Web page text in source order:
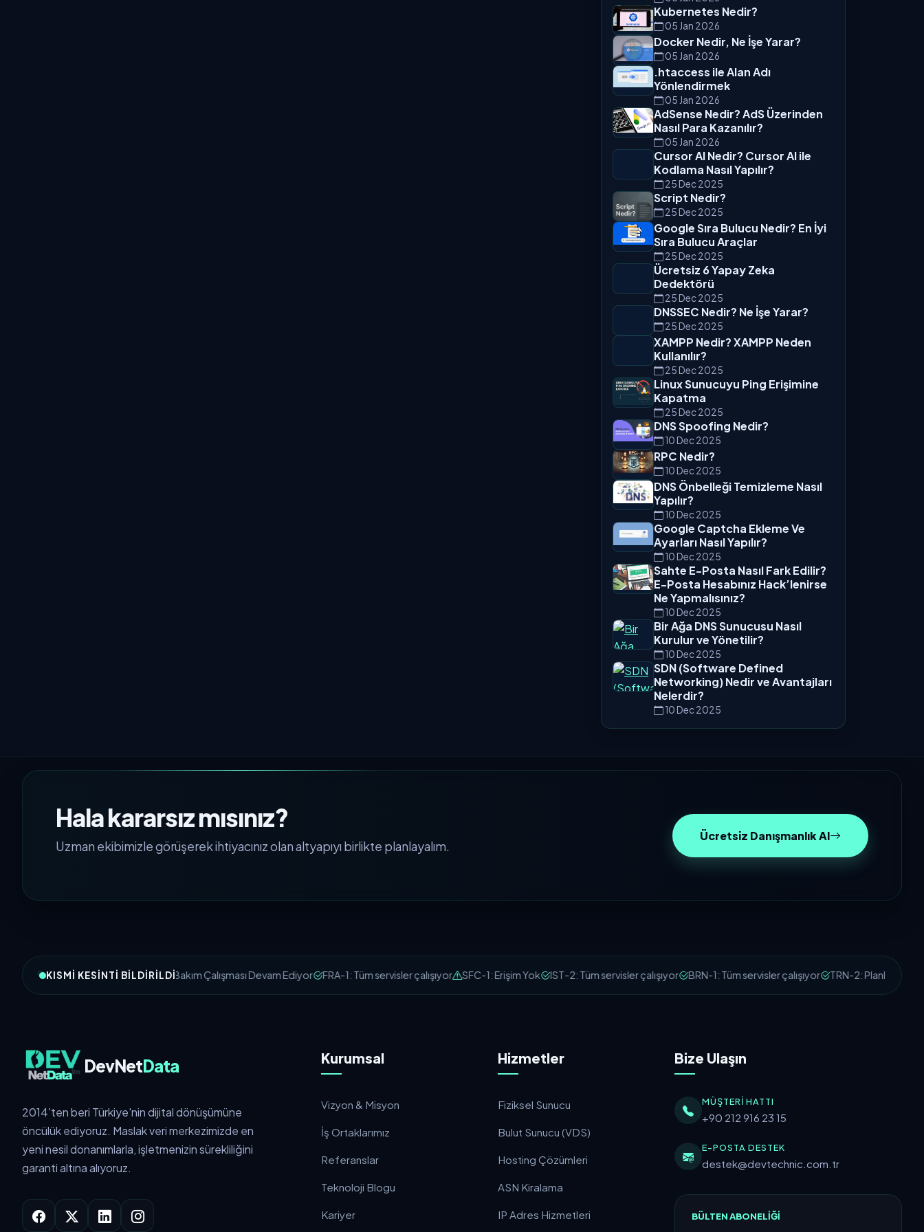
Kubernetes Nedir?
05 Jan 2026
Docker Nedir, Ne İşe Yarar?
05 Jan 2026
.htaccess ile Alan Adı
Yönlendirmek
05 Jan 2026
AdSense Nedir? AdS Üzerinden
Nasıl Para Kazanılır?
05 Jan 2026
Cursor AI Nedir? Cursor AI ile
Kodlama Nasıl Yapılır?
25 Dec 2025
Script Nedir?
25 Dec 2025
Google Sıra Bulucu Nedir? En İyi
Sıra Bulucu Araçlar
25 Dec 2025
Ücretsiz 6 Yapay Zeka
Dedektörü
25 Dec 2025
DNSSEC Nedir? Ne İşe Yarar?
25 Dec 2025
XAMPP Nedir? XAMPP Neden
Kullanılır?
25 Dec 2025
Linux Sunucuyu Ping Erişimine
Kapatma
25 Dec 2025
DNS Spoofing Nedir?
10 Dec 2025
RPC Nedir?
10 Dec 2025
DNS Önbelleği Temizleme Nasıl
Yapılır?
10 Dec 2025
Google Captcha Ekleme Ve
Ayarları Nasıl Yapılır?
10 Dec 2025
Sahte E-Posta Nasıl Fark Edilir?
E-Posta Hesabınız Hack’lenirse
Ne Yapmalısınız?
10 Dec 2025
Bir Ağa DNS Sunucusu Nasıl
Kurulur ve Yönetilir?
10 Dec 2025
SDN (Software Defined
Networking) Nedir ve Avantajları
Nelerdir?
10 Dec 2025
Hala kararsız mısınız?
Uzman ekibimizle görüşerek ihtiyacınız olan altyapıyı birlikte planlayalım.
Ücretsiz Danışmanlık Al
KISMI KESINTI BILDIRILDIMSC-1: Bakım Çalışması Devam Ediyor FRA-1: Tüm servisler çalışıyor SFC-1: Erişim Yok IST-2: Tüm servisler çalışıyor BRN-1: Tüm servisler çalışıyor TRN-2: Planlı Bakım
DevNetData
2014'ten beri Türkiye'nin dijital dönüşümüne
öncülük ediyoruz. Maslak veri merkezimizde en
yeni nesil donanımlarla, işletmenizin sürekliliğini
garanti altına alıyoruz.
Kurumsal
Vizyon & Misyon
İş Ortaklarımız
Referanslar
Teknoloji Blogu
Kariyer
Hizmetler
Fiziksel Sunucu
Bulut Sunucu (VDS)
Hosting Çözümleri
ASN Kiralama
IP Adres Hizmetleri
Bize Ulaşın
MÜŞTERI HATTI
+90 212 916 23 15
E-POSTA DESTEK
destek@devtechnic.com.tr
BÜLTEN ABONELIĞI